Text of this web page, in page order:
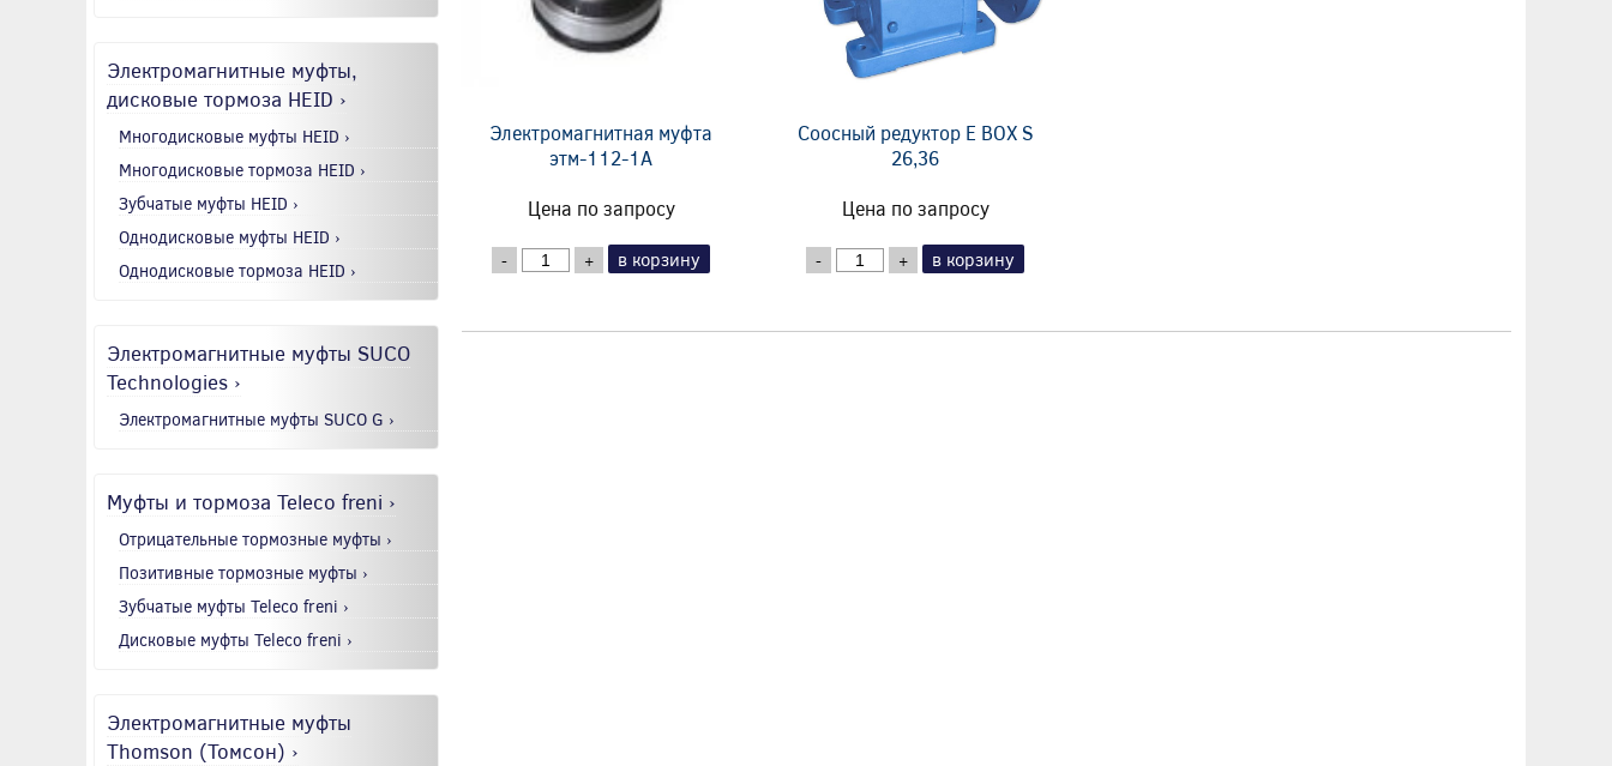
Электромагнитные муфты,
дисковые тормоза HEID ›
Многодисковые муфты HEID ›
Многодисковые тормоза HEID ›
Зубчатые муфты HEID ›
Однодисковые муфты HEID ›
Однодисковые тормоза HEID ›
Электромагнитные муфты SUCO
Technologies ›
Электромагнитные муфты SUCO G ›
Муфты и тормоза Teleco freni ›
Отрицательные тормозные муфты ›
Позитивные тормозные муфты ›
Зубчатые муфты Teleco freni ›
Дисковые муфты Teleco freni ›
Электромагнитные муфты
Thomson (Томсон) ›
Электромагнитная муфта
этм-112-1А
Цена по запросу
- + в корзину
Соосный редуктор E BOX S
26,36
Цена по запросу
- + в корзину